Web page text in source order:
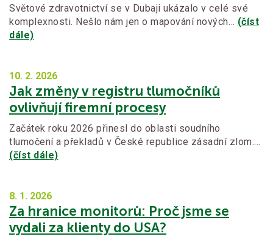
Světové zdravotnictví se v Dubaji ukázalo v celé své
komplexnosti. Nešlo nám jen o mapování nových… (číst
dále)
10. 2. 2026
Jak změny v registru tlumočníků
ovlivňují firemní procesy
Začátek roku 2026 přinesl do oblasti soudního
tlumočení a překladů v České republice zásadní zlom.…
(číst dále)
8. 1. 2026
Za hranice monitorů: Proč jsme se
vydali za klienty do USA?